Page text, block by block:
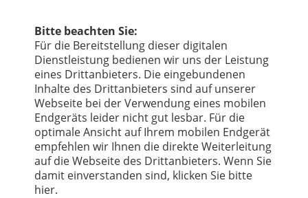
Bitte beachten Sie:
Für die Bereitstellung dieser digitalen
Dienstleistung bedienen wir uns der Leistung
eines Drittanbieters. Die eingebundenen
Inhalte des Drittanbieters sind auf unserer
Webseite bei der Verwendung eines mobilen
Endgeräts leider nicht gut lesbar. Für die
optimale Ansicht auf Ihrem mobilen Endgerät
empfehlen wir Ihnen die direkte Weiterleitung
auf die Webseite des Drittanbieters. Wenn Sie
damit einverstanden sind, klicken Sie bitte
hier.